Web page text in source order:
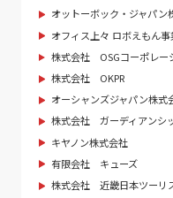
オットーボック・ジャパン
オフィス上々 ロボえもん事
株式会社 OSGコーポレー
株式会社 OKPR
オーシャンズジャパン株式
株式会社 ガーディアンシ
キヤノン株式会社
有限会社 キューズ
株式会社 近畿日本ツーリ